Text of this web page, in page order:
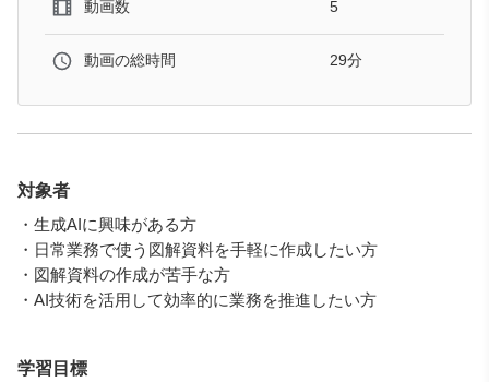
動画数 5
動画の総時間 29分
対象者
・生成AIに興味がある方
・日常業務で使う図解資料を手軽に作成したい方
・図解資料の作成が苦手な方
・AI技術を活用して効率的に業務を推進したい方
学習目標